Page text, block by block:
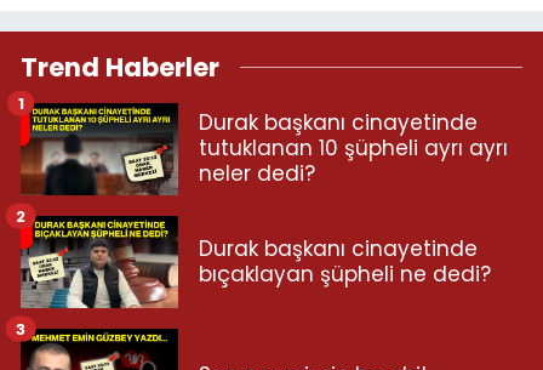
Trend Haberler
Durak başkanı cinayetinde
tutuklanan 10 şüpheli ayrı ayrı
neler dedi?
1
Durak başkanı cinayetinde
bıçaklayan şüpheli ne dedi?
2
3